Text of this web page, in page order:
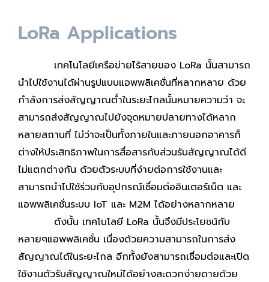
LoRa Applications
เทคโนโลยีเครือข่ายไร้สายของ LoRa นั้นสามารถ
นำไปใช้งานได้ผ่านรูปแบบแอพพลิเคชั่นที่หลากหลาย ด้วย
กำลังการส่งสัญญาณต่ำในระยะไกลนั้นหมายความว่า จะ
สามารถส่งสัญญาณไปยังจุดหมายปลายทางได้หลาก
หลายสถานที่ ไม่ว่าจะเป็นทั้งภายในและภายนอกอาคารก็
ต่างให้ประสิทธิภาพในการสื่อสารกับส่วนรับสัญญาณได้ดี
ไม่แตกต่างกัน ด้วยตัวระบบที่ง่ายต่อการใช้งานและ
สามารถนำไปใช้ร่วมกับอุปกรณ์เชื่อมต่ออินเตอร์เน็ต และ
แอพพลิเคชั่นระบบ IoT และ M2M ได้อย่างหลากหลาย
ดังนั้น เทคโนโลยี LoRa นั้นจึงมีประโยชน์กับ
หลายๆแอพพลิเคชั่น เนื่องด้วยความสามารถในการส่ง
สัญญาณได้ในระยะไกล อีกทั้งยังสามารถเชื่อมต่อและเปิด
ใช้งานตัวรับสัญญาณใหม่ได้อย่างสะดวกง่ายดายด้วย